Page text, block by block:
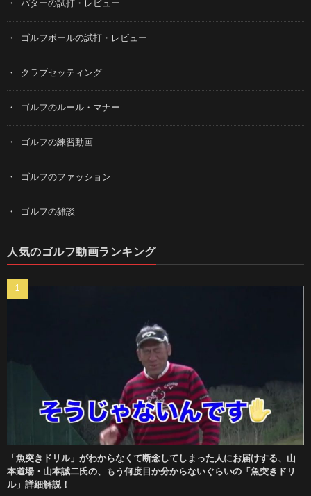
パターの試打・レビュー
ゴルフボールの試打・レビュー
クラブセッティング
ゴルフのルール・マナー
ゴルフの練習動画
ゴルフのファッション
ゴルフの雑談
人気のゴルフ動画ランキング
「魚突きドリル」がわからなくて断念してしまった人にお届けする、山
本道場・山本誠二氏の、もう何度目か分からないぐらいの「魚突きドリ
ル」詳細解説！